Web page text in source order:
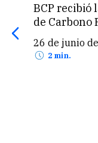
BCP recibió
de Carbono
26 de junio
2 min.